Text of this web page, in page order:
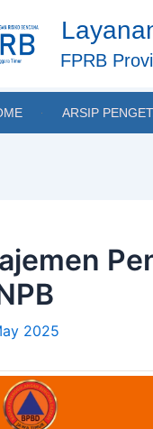
FPRB
ARSIP
2025